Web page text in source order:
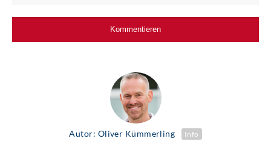
Autor: Oliver Kümmerling Info